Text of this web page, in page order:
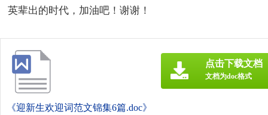
英辈出的时代，加油吧！谢谢！
《迎新生欢迎词范文锦集6篇.doc》
点击下载文档
文档为doc格式